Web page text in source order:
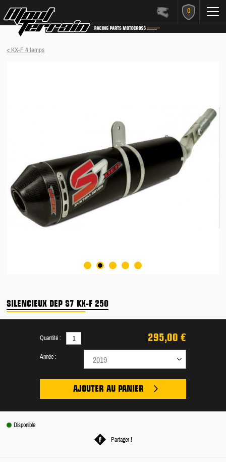
0
< KX-F 4 temps
SILENCIEUX DEP S7 KX-F 250
295,00 €
Quantité :
Année : 2019
AJOUTER AU PANIER
Disponible
Partager !